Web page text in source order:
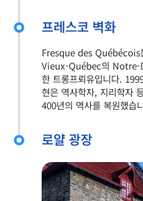
프레스코 벽화
Fresque des
Vieux-Québec의 Notre-
한 트롱프뢰유입니다.
현은 역사학자, 지리학자
400년의 역사를 복원했습
로얄 광장